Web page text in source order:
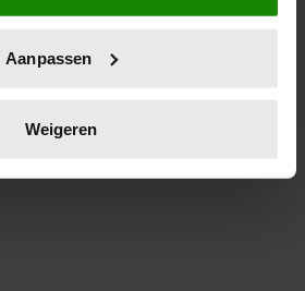
paar meter nauwkeurig kan zijn
eigenschappen (fingerprinting)
in het
te analyseren. Ook delen we
Aanpassen
Weigeren
2026
LIEFDE?’